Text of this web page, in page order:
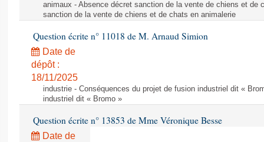
animaux - Absence décret sanction de la vente de chiens et de
sanction de la vente de chiens et de chats en animalerie
Question écrite n° 11018 de M. Arnaud Simion
Date de
dépôt :
18/11/2025
industrie - Conséquences du projet de fusion industriel dit «
industriel dit « Bromo »
Question écrite n° 13853 de Mme Véronique Besse
Date de